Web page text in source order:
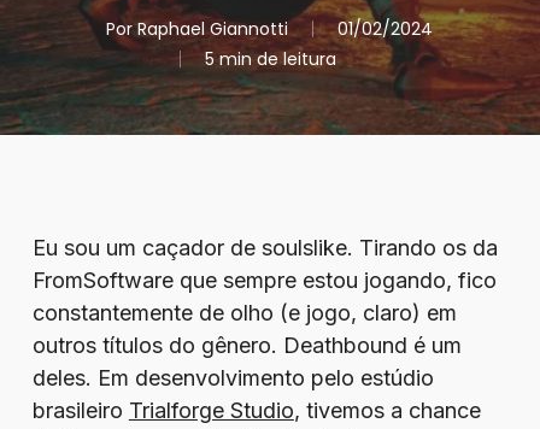
Por Raphael Giannotti
01/02/2024
5 min de leitura
Eu sou um caçador de soulslike. Tirando os da
FromSoftware que sempre estou jogando, fico
constantemente de olho (e jogo, claro) em
outros títulos do gênero. Deathbound é um
deles. Em desenvolvimento pelo estúdio
brasileiro Trialforge Studio, tivemos a chance